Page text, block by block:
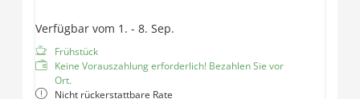
Verfügbar vom 1. - 8. Sep.
Frühstück
Keine Vorauszahlung erforderlich! Bezahlen Sie vor
Ort.
Nicht rückerstattbare Rate